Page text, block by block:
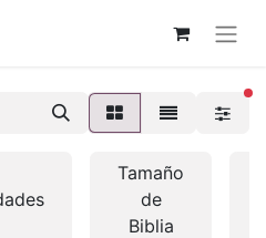
Tamaño
de
Biblia